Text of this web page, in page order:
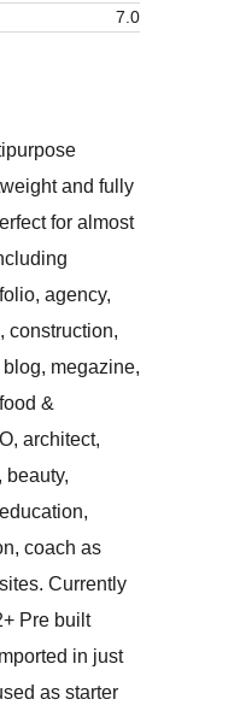
7.0
and fully
for almost
agency,
construction,
megazine,
&
architect,
beauty,
coach as
Currently
Pre built
in just
as starter